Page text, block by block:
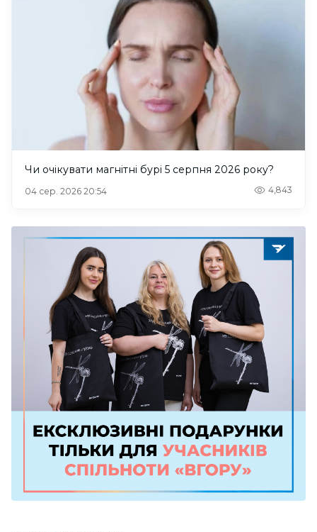
Чи очікувати магнітні бурі 5 серпня 2026 року?
04 сер. 2026 20:54 4,843